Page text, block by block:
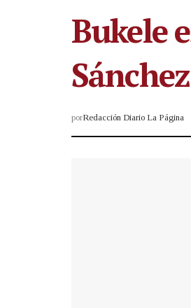
Bukele
porRedacción Diario La Página